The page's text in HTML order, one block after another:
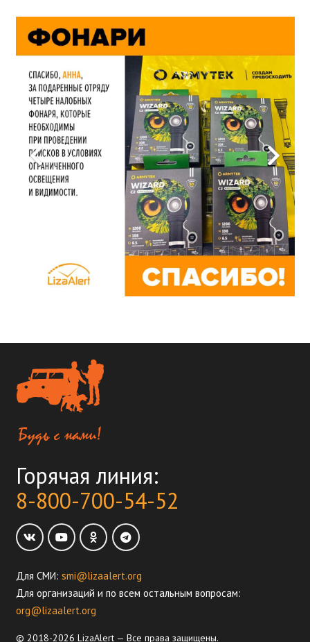
Горячая линия:
8-800-700-54-52
Для СМИ: smi@lizaalert.org
Для организаций и по всем остальным вопросам:
org@lizaalert.org
© 2018-2026 LizaAlert — Все права защищены.